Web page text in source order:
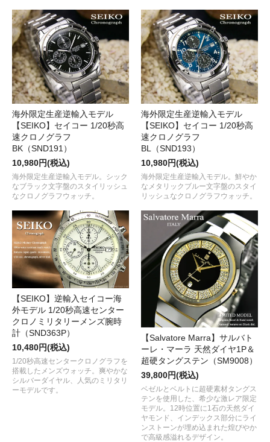
海外限定生産逆輸入モデル
【SEIKO】セイコー 1/20秒高
速クロノグラフ
BK（SND191）
10,980円(税込)
海外限定生産逆輸入モデル。シック
なブラック文字盤のスタイリッシュ
なクロノグラフウォッチ。
海外限定生産逆輸入モデル
【SEIKO】セイコー 1/20秒高
速クロノグラフ
BL（SND193）
10,980円(税込)
海外限定生産逆輸入モデル。鮮やか
なメタリックブルー文字盤のスタイ
リッシュなクロノグラフウォッチ。
【SEIKO】逆輸入セイコー海
外モデル 1/20秒高速センター
クロノミリタリーメンズ腕時
計（SND363P）
10,480円(税込)
1/20秒高速センタークロノグラフを
搭載したメンズウォッチ。爽やかな
シルバーダイヤル、人気のミリタリ
ーモデルです。
【Salvatore Marra】サルバト
ーレ・マーラ 天然ダイヤ1P＆
超硬タングステン（SM9008）
39,800円(税込)
ベゼルとベルトに超硬素材タングス
テンを使用した、希少な激レア限定
モデル。12時位置に1石の天然ダイ
ヤモンド、インデックス部分にライ
ンストーンが埋め込まれた煌びやか
で高級感溢れるデザイン。